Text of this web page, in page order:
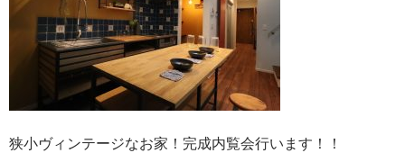
狭小ヴィンテージなお家！完成内覧会行います！！